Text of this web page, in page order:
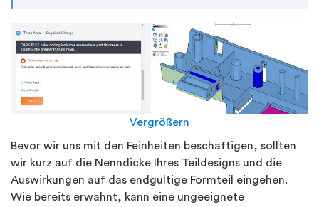
Vergrößern
Bevor wir uns mit den Feinheiten beschäftigen, sollten
wir kurz auf die Nenndicke Ihres Teildesigns und die
Auswirkungen auf das endgültige Formteil eingehen.
Wie bereits erwähnt, kann eine ungeeignete